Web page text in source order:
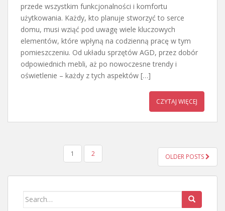
przede wszystkim funkcjonalności i komfortu
użytkowania. Każdy, kto planuje stworzyć to serce
domu, musi wziąć pod uwagę wiele kluczowych
elementów, które wpłyną na codzienną pracę w tym
pomieszczeniu. Od układu sprzętów AGD, przez dobór
odpowiednich mebli, aż po nowoczesne trendy i
oświetlenie – każdy z tych aspektów […]
CZYTAJ WIĘCEJ
STRONICOWANIE
1 2 OLDER POSTS
Search